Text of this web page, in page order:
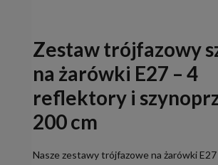
Zestaw trójfazowy
na żarówki E27 – 4
reflektory i
200 cm
Nasze zestawy trójfazowe na żarówki E27